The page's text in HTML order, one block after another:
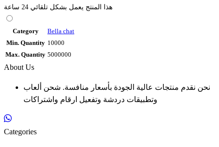
هذا المنتج يعمل بشكل تلقائي 24 ساعة
Category
Bella chat
Min. Quantity 10000
Max. Quantity 5000000
About Us
نحن نقدم منتجات عالية الجودة بأسعار منافسة. شحن ألعاب
وتطبيقات دردشة وتفعيل ارقام واشتراكات
Categories